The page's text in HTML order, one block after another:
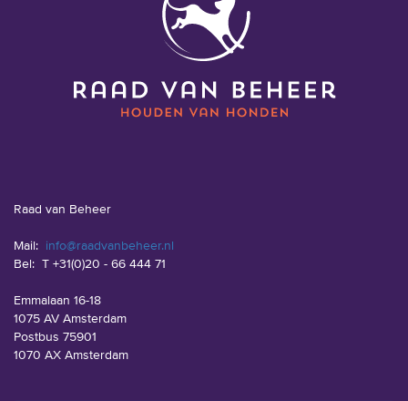
Raad van Beheer
Mail: info@raadvanbeheer.nl
Bel: T +31(0)20 - 66 444 71
Emmalaan 16-18
1075 AV Amsterdam
Postbus 75901
1070 AX Amsterdam